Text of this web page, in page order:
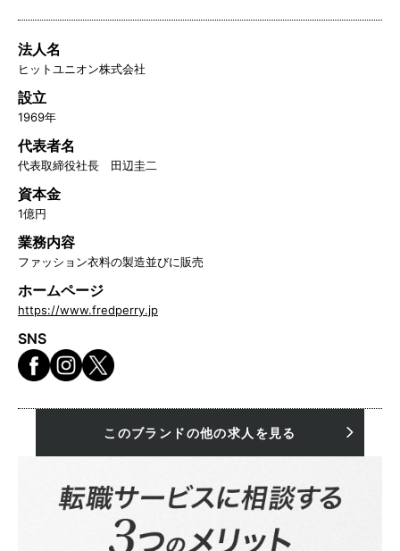
法人名
ヒットユニオン株式会社
設立
1969年
代表者名
代表取締役社長 田辺圭二
資本金
1億円
業務内容
ファッション衣料の製造並びに販売
ホームページ
https://www.fredperry.jp
SNS
このブランドの他の求人を見る